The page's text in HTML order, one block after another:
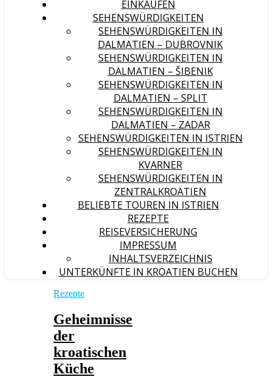
EINKAUFEN
SEHENSWÜRDIGKEITEN
SEHENSWÜRDIGKEITEN IN
DALMATIEN – DUBROVNIK
SEHENSWÜRDIGKEITEN IN
DALMATIEN – ŠIBENIK
SEHENSWÜRDIGKEITEN IN
DALMATIEN – SPLIT
SEHENSWÜRDIGKEITEN IN
DALMATIEN – ZADAR
SEHENSWÜRDIGKEITEN IN ISTRIEN
SEHENSWÜRDIGKEITEN IN
KVARNER
SEHENSWÜRDIGKEITEN IN
ZENTRALKROATIEN
BELIEBTE TOUREN IN ISTRIEN
REZEPTE
REISEVERSICHERUNG
IMPRESSUM
INHALTSVERZEICHNIS
UNTERKÜNFTE IN KROATIEN BUCHEN
Rezepte
Geheimnisse
der
kroatischen
Küche